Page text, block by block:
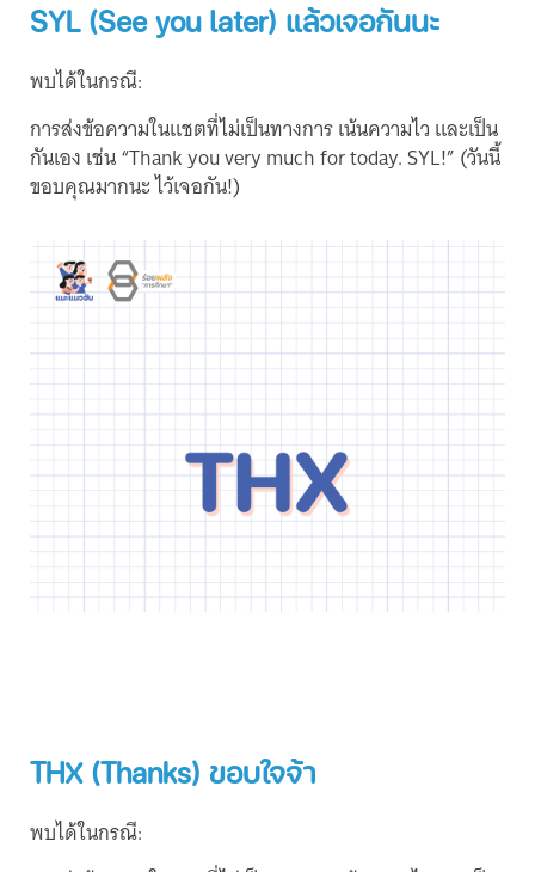
SYL (See you later) แล้วเจอกันนะ
พบได้ในกรณี:
การส่งข้อความในแชตที่ไม่เป็นทางการ เน้นความไว และเป็น
กันเอง เช่น “Thank you very much for today. SYL!” (วันนี้
ขอบคุณมากนะ ไว้เจอกัน!)
THX (Thanks) ขอบใจจ้า
พบได้ในกรณี: